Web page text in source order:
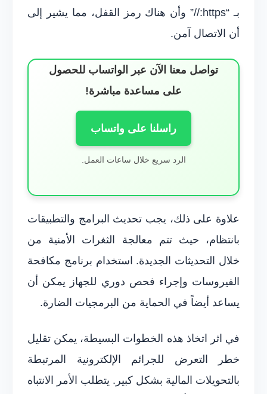
بـ “https://” وأن هناك رمز القفل، مما يشير إلى
أن الاتصال آمن.
تواصل معنا الآن عبر الواتساب للحصول
على مساعدة مباشرة!
راسلنا على واتساب
الرد سريع خلال ساعات العمل.
علاوة على ذلك، يجب تحديث البرامج والتطبيقات
بانتظام، حيث تتم معالجة الثغرات الأمنية من
خلال التحديثات الجديدة. استخدام برنامج مكافحة
الفيروسات وإجراء فحص دوري للجهاز يمكن أن
يساعد أيضاً في الحماية من البرمجيات الضارة.
في اثر اتخاذ هذه الخطوات البسيطة، يمكن تقليل
خطر التعرض للجرائم الإلكترونية المرتبطة
بالتحويلات المالية بشكل كبير. يتطلب الأمر الانتباه